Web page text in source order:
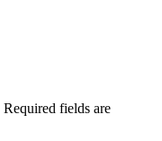
Required fields are